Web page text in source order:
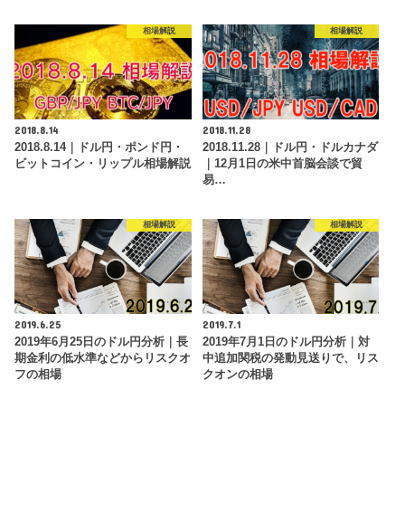
相場解説
2018.8.14
2018.8.14｜ドル円・ポンド円・
ビットコイン・リップル相場解説
相場解説
2018.11.28
2018.11.28｜ドル円・ドルカナダ
｜12月1日の米中首脳会談で貿
易…
相場解説
2019.6.25
2019年6月25日のドル円分析｜長
期金利の低水準などからリスクオ
フの相場
相場解説
2019.7.1
2019年7月1日のドル円分析｜対
中追加関税の発動見送りで、リス
クオンの相場